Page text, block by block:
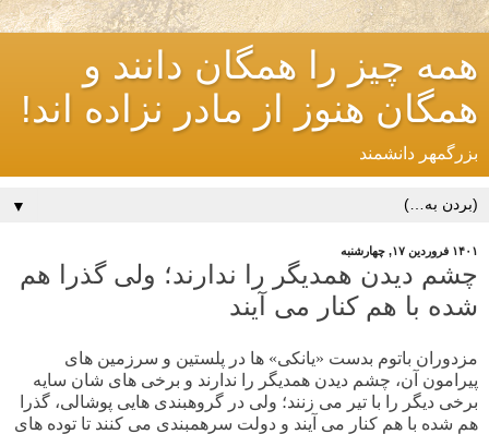
همه چیز را همگان دانند و
همگان هنوز از مادر نزاده اند!
بزرگمهر دانشمند
▼
۱۴۰۱ فروردین ۱۷, چهارشنبه
چشم دیدن همدیگر را ندارند؛ ولی گذرا هم
شده با هم کنار می آیند
مزدوران باتوم بدست «یانکی» ها در پلستین و سرزمین های
پیرامون آن، چشم دیدن همدیگر را ندارند و برخی های شان سایه
برخی دیگر را با تیر می زنند؛ ولی در گروهبندی هایی پوشالی، گذرا
هم شده با هم کنار می آیند و دولت سرهمبندی می کنند تا توده های